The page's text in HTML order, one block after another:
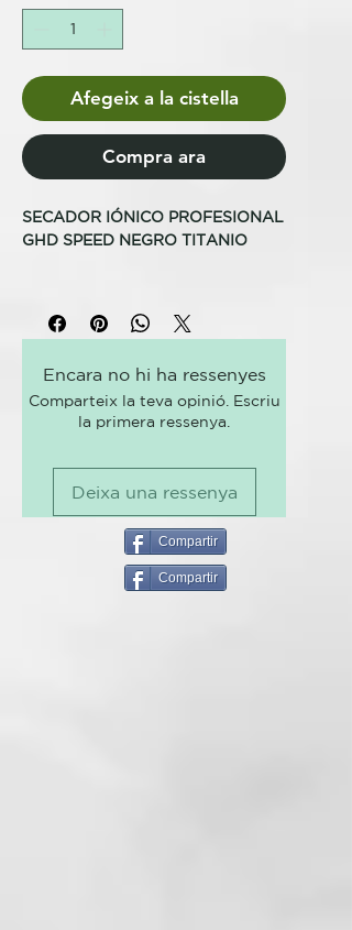
Afegeix a la cistella
Compra ara
SECADOR IÓNICO PROFESIONAL
GHD SPEED NEGRO TITANIO
DESCUENTO EXTRA >>
Secador iónico profesional ultra-
rápido con tecnología ghd Halo™
y doble flujo de aire.
Sensación de frescura en raíces
y al tacto
Sin daño por calor¹
TECNOLOGÍA
Secador de pelo profesional ghd
Encara no hi ha ressenyes
Comparteix la teva opinió. Escriu
la primera ressenya.
Deixa una ressenya
Compartir
Compartir